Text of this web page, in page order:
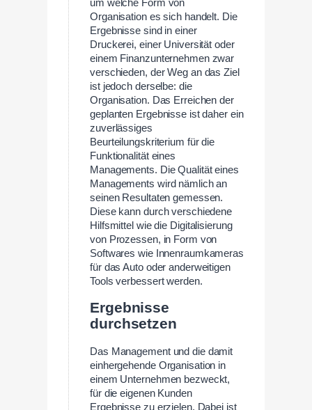
um welche Form von
Organisation es sich handelt. Die
Ergebnisse sind in einer
Druckerei, einer Universität oder
einem Finanzunternehmen zwar
verschieden, der Weg an das Ziel
ist jedoch derselbe: die
Organisation. Das Erreichen der
geplanten Ergebnisse ist daher ein
zuverlässiges
Beurteilungskriterium für die
Funktionalität eines
Managements. Die Qualität eines
Managements wird nämlich an
seinen Resultaten gemessen.
Diese kann durch verschiedene
Hilfsmittel wie die Digitalisierung
von Prozessen, in Form von
Softwares wie Innenraumkameras
für das Auto oder anderweitigen
Tools verbessert werden.
Ergebnisse
durchsetzen
Das Management und die damit
einhergehende Organisation in
einem Unternehmen bezweckt,
für die eigenen Kunden
Ergebnisse zu erzielen. Dabei ist